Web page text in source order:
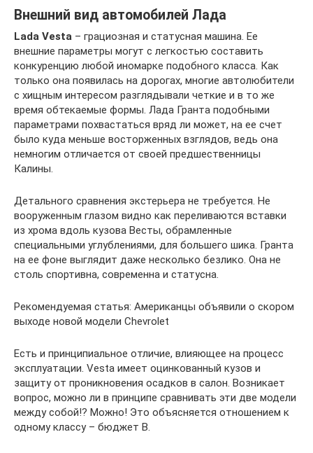
Внешний вид автомобилей Лада
Lada Vеsta – грациозная и статусная машина. Ее
внешние параметры могут с легкостью составить
конкуренцию любой иномарке подобного класса. Как
только она появилась на дорогах, многие автолюбители
с хищным интересом разглядывали четкие и в то же
время обтекаемые формы. Лада Гранта подобными
параметрами похвастаться вряд ли может, на ее счет
было куда меньше восторженных взглядов, ведь она
немногим отличается от своей предшественницы
Калины.
Детального сравнения экстерьера не требуется. Не
вооруженным глазом видно как переливаются вставки
из хрома вдоль кузова Весты, обрамленные
специальными углублениями, для большего шика. Гранта
на ее фоне выглядит даже несколько безлико. Она не
столь спортивна, современна и статусна.
Рекомендуемая статья: Американцы объявили о скором
выходе новой модели Chevrolet
Есть и принципиальное отличие, влияющее на процесс
эксплуатации. Vеsta имеет оцинкованный кузов и
защиту от проникновения осадков в салон. Возникает
вопрос, можно ли в принципе сравнивать эти две модели
между собой!? Можно! Это объясняется отношением к
одному классу – бюджет В.